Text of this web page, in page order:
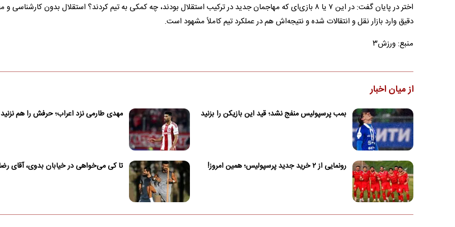
اختر در پایان گفت: در این ۷ یا ۸ بازی‌ای که مهاجمان جدید در ترکیب استقلال بودند، چه کمکی به تیم کردند؟ استقلال بدون کارشناسی
دقیق وارد بازار نقل و انتقالات شده و نتیجه‌اش هم در عملکرد تیم کاملاً مشهود است.
منبع: ورزش۳
از میان اخبار
بمب پرسپولیس منفج نشد؛ قید این بازیکن را بزنید مهدی طارمی نزد اعراب؛ حرفش را هم نزنید
رونمایی از ۲ خرید جدید پرسپولیس؛ همین امروز! تا کی می‌خواهی در خیابان بدوی، آقای